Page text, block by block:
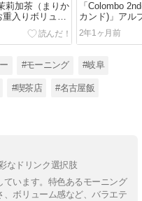
莉加茶（まりか
入りボリュー
ング
「Colombo
カンド)」アル
くでモーニング
2年1ヶ月前
#モーニング #岐阜
#喫茶店 #名古屋飯
なドリンク選択肢
います。特色あるモーニング
ボリューム感など、バラエテ